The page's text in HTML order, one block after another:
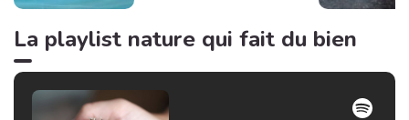
Stratégie, commandé par
la demande en eau pourrait
augmenter de manière
La playlist nature qui fait du bien